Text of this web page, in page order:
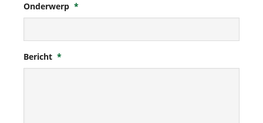
Onderwerp *
Bericht *